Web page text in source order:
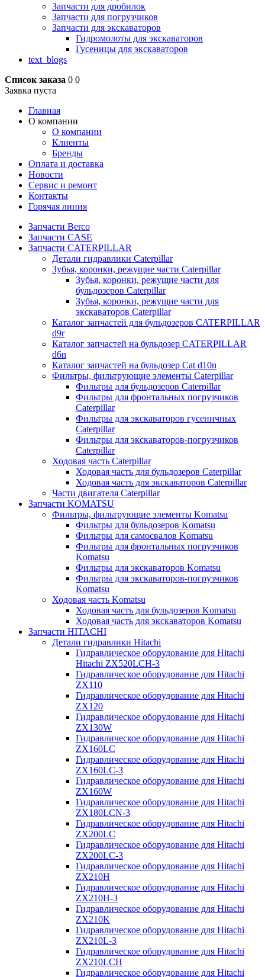
Запчасти для дробилок
Запчасти для погрузчиков
Запчасти для экскаваторов
Гидромолоты для экскаваторов
Гусеницы для экскаваторов
text_blogs
Список заказа 0 0
Заявка пуста
Главная
О компании
О компании
Клиенты
Бренды
Оплата и доставка
Новости
Сервис и ремонт
Контакты
Горячая линия
Запчасти Berco
Запчасти CASE
Запчасти CATERPILLAR
Детали гидравлики Caterpillar
Зубья, коронки, режущие части Caterpillar
Зубья, коронки, режущие части для
бульдозеров Caterpillar
Зубья, коронки, режущие части для
экскаваторов Caterpillar
Каталог запчастей для бульдозеров CATERPILLAR
d9r
Каталог запчастей на бульдозер CATERPILLAR
d6n
Каталог запчастей на бульдозер Сat d10n
Фильтры, фильтрующие элементы Caterpillar
Фильтры для бульдозеров Caterpillar
Фильтры для фронтальных погрузчиков
Caterpillar
Фильтры для экскаваторов гусеничных
Caterpillar
Фильтры для экскаваторов-погрузчиков
Caterpillar
Ходовая часть Caterpillar
Ходовая часть для бульдозеров Caterpillar
Ходовая часть для экскаваторов Caterpillar
Части двигателя Caterpillar
Запчасти KOMATSU
Фильтры, фильтрующие элементы Komatsu
Фильтры для бульдозеров Komatsu
Фильтры для самосвалов Komatsu
Фильтры для фронтальных погрузчиков
Komatsu
Фильтры для экскаваторов Komatsu
Фильтры для экскаваторов-погрузчиков
Komatsu
Ходовая часть Komatsu
Ходовая часть для бульдозеров Komatsu
Ходовая часть для экскаваторов Komatsu
Запчасти HITACHI
Детали гидравлики Hitachi
Гидравлическое оборудование для Hitachi
Hitachi ZX520LCH-3
Гидравлическое оборудование для Hitachi
ZX110
Гидравлическое оборудование для Hitachi
ZX120
Гидравлическое оборудование для Hitachi
ZX130W
Гидравлическое оборудование для Hitachi
ZX160LC
Гидравлическое оборудование для Hitachi
ZX160LC-3
Гидравлическое оборудование для Hitachi
ZX160W
Гидравлическое оборудование для Hitachi
ZX180LCN-3
Гидравлическое оборудование для Hitachi
ZX200LC
Гидравлическое оборудование для Hitachi
ZX200LC-3
Гидравлическое оборудование для Hitachi
ZX210H
Гидравлическое оборудование для Hitachi
ZX210H-3
Гидравлическое оборудование для Hitachi
ZX210K
Гидравлическое оборудование для Hitachi
ZX210L-3
Гидравлическое оборудование для Hitachi
ZX210LCH
Гидравлическое оборудование для Hitachi